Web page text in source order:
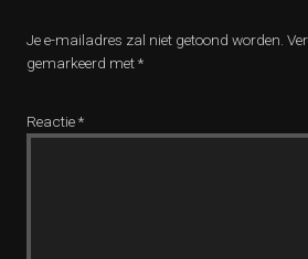
Je e-mailadres zal niet getoond worden.
gemarkeerd met*
Reactie*